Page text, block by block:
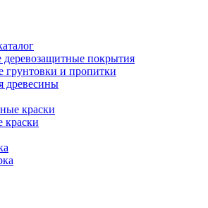
деревозащитные покрытия
грунтовки и пропитки
древесины
краски
краски